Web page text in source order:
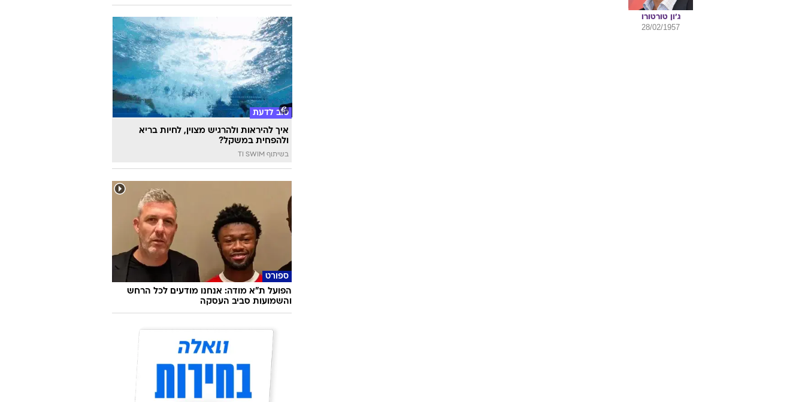
ג'ון טורטורו
28/02/1957
טוב לדעת
איך להיראות ולהרגיש מצוין, לחיות בריא
ולהפחית במשקל?
בשיתוף TI SWIM
ספורט
הפועל ת"א מודה: אנחנו מודעים לכל הרחש
והשמועות סביב העסקה